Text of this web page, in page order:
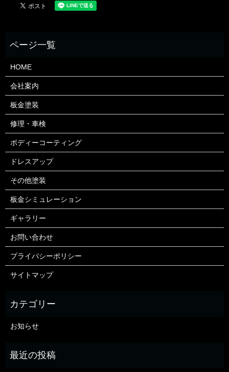
HOME
会社案内
板金塗装
修理・車検
ボディーコーティング
ドレスアップ
その他塗装
板金シミュレーション
ギャラリー
お問い合わせ
プライバシーポリシー
サイトマップ
お知らせ